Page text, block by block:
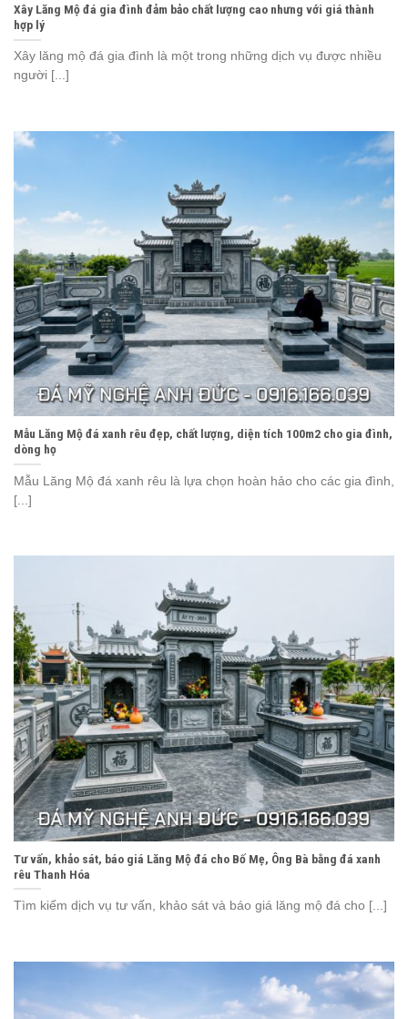
Xây Lăng Mộ đá gia đình đảm bảo chất lượng cao nhưng với giá thành
hợp lý
Xây lăng mộ đá gia đình là một trong những dịch vụ được nhiều
người [...]
Mẫu Lăng Mộ đá xanh rêu đẹp, chất lượng, diện tích 100m2 cho gia đình,
dòng họ
Mẫu Lăng Mộ đá xanh rêu là lựa chọn hoàn hảo cho các gia đình,
[...]
Tư vấn, khảo sát, báo giá Lăng Mộ đá cho Bố Mẹ, Ông Bà bằng đá xanh
rêu Thanh Hóa
Tìm kiếm dịch vụ tư vấn, khảo sát và báo giá lăng mộ đá cho [...]